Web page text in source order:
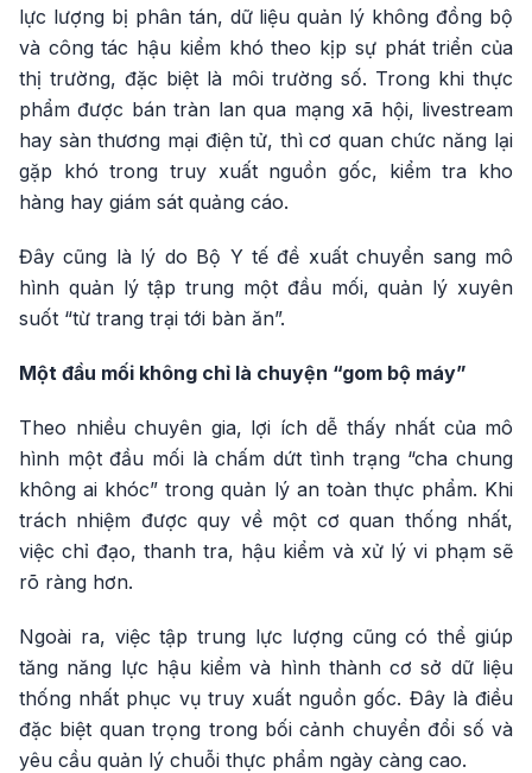
lực lượng bị phân tán, dữ liệu quản lý không đồng bộ
và công tác hậu kiểm khó theo kịp sự phát triển của
thị trường, đặc biệt là môi trường số. Trong khi thực
phẩm được bán tràn lan qua mạng xã hội, livestream
hay sàn thương mại điện tử, thì cơ quan chức năng lại
gặp khó trong truy xuất nguồn gốc, kiểm tra kho
hàng hay giám sát quảng cáo.
Đây cũng là lý do Bộ Y tế đề xuất chuyển sang mô
hình quản lý tập trung một đầu mối, quản lý xuyên
suốt “từ trang trại tới bàn ăn”.
Một đầu mối không chỉ là chuyện “gom bộ máy”
Theo nhiều chuyên gia, lợi ích dễ thấy nhất của mô
hình một đầu mối là chấm dứt tình trạng “cha chung
không ai khóc” trong quản lý an toàn thực phẩm. Khi
trách nhiệm được quy về một cơ quan thống nhất,
việc chỉ đạo, thanh tra, hậu kiểm và xử lý vi phạm sẽ
rõ ràng hơn.
Ngoài ra, việc tập trung lực lượng cũng có thể giúp
tăng năng lực hậu kiểm và hình thành cơ sở dữ liệu
thống nhất phục vụ truy xuất nguồn gốc. Đây là điều
đặc biệt quan trọng trong bối cảnh chuyển đổi số và
yêu cầu quản lý chuỗi thực phẩm ngày càng cao.